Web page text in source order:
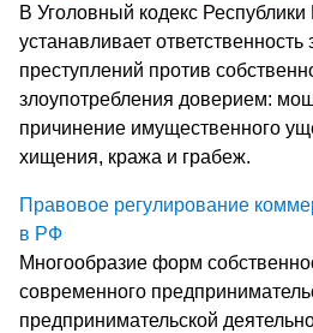
В Уголовный кодекс Республики
устанавливает
преступлений против
злоупотребления доверием:
причинение имущественного
хищения, кража и грабеж.
Правовое регулирование
в РФ
Многообразие форм
современного
предпринимательской